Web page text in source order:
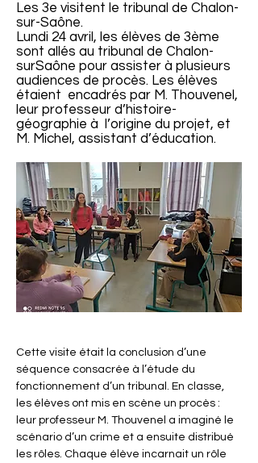
Les 3e visitent le tribunal de Chalon-
sur-Saône.
Lundi 24 avril, les élèves de 3ème
sont allés au tribunal de Chalon-
surSaône pour assister à plusieurs
audiences de procès. Les élèves
étaient encadrés par M. Thouvenel,
leur professeur d’histoire-
géographie à l’origine du projet, et
M. Michel, assistant d’éducation.
Cette visite était la conclusion d’une
séquence consacrée à l’étude du
fonctionnement d’un tribunal. En classe,
les élèves ont mis en scène un procès :
leur professeur M. Thouvenel a imaginé le
scénario d’un crime et a ensuite distribué
les rôles. Chaque élève incarnait un rôle